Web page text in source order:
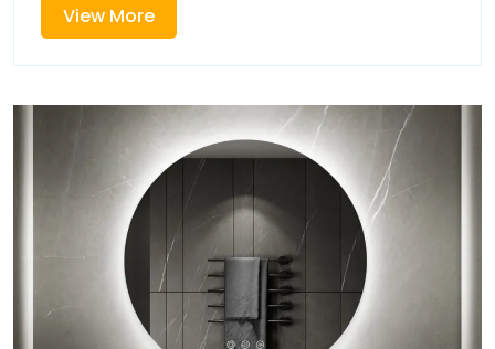
Élégance
et
Innovation
au
Cœur
de
Cœur
Votre
Espace
View MoreView
More